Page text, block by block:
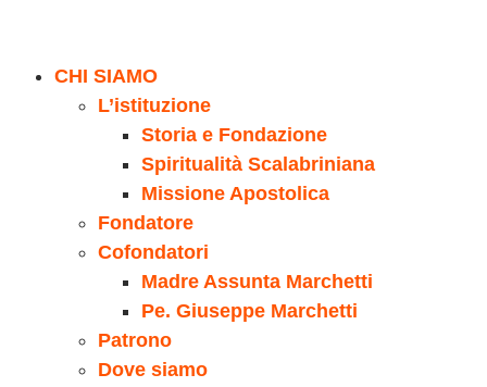
CHI SIAMO
L’istituzione
Storia e Fondazione
Spiritualità Scalabriniana
Missione Apostolica
Fondatore
Cofondatori
Madre Assunta Marchetti
Pe. Giuseppe Marchetti
Patrono
Dove siamo